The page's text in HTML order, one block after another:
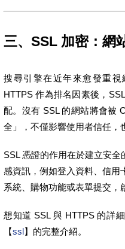
三、SSL 加密：網
搜尋引擎在近年來愈發重視
HTTPS 作為排名因素後，
配。沒有 SSL 的網站將會被
全」，不僅影響使用者信任，
SSL 憑證的作用在於建立安
感資訊，例如登入資料、信用
系統、購物功能或表單提交，
想知道 SSL 與 HTTPS 的詳
【ssl】的完整介紹。